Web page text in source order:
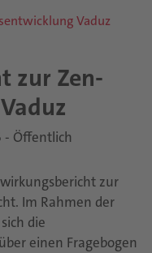
Vaduz
zur Zen­
- Öffentlich
zur
Im Rahmen der
die
einen Fragebogen